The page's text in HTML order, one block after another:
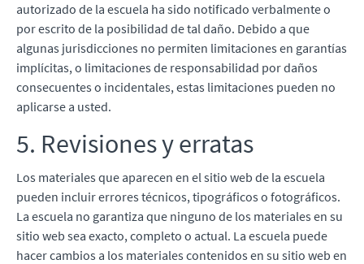
autorizado de la escuela ha sido notificado verbalmente o
por escrito de la posibilidad de tal daño. Debido a que
algunas jurisdicciones no permiten limitaciones en garantías
implícitas, o limitaciones de responsabilidad por daños
consecuentes o incidentales, estas limitaciones pueden no
aplicarse a usted.
5. Revisiones y erratas
Los materiales que aparecen en el sitio web de la escuela
pueden incluir errores técnicos, tipográficos o fotográficos.
La escuela no garantiza que ninguno de los materiales en su
sitio web sea exacto, completo o actual. La escuela puede
hacer cambios a los materiales contenidos en su sitio web en